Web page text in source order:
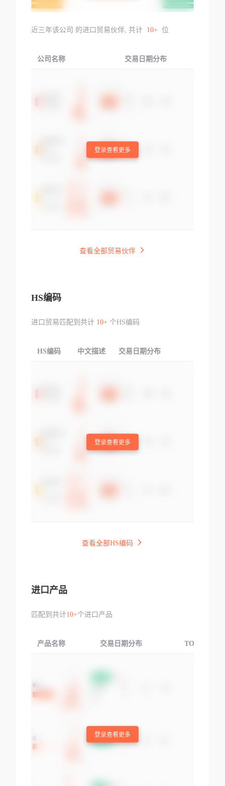
近三年该公司 的进口贸易伙伴, 共计 10+ 位
公司名称 交易日期分布
登录查看更多
查看全部贸易伙伴
HS编码
进口贸易匹配到共计 10+个HS编码
HS编码 中文描述 交易日期分布
登录查看更多
查看全部HS编码
进口产品
匹配到共计10+个进口产品
产品名称 交易日期分布 TOP3交易国
登录查看更多